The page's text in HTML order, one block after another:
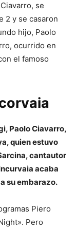
se
2 y se casaron
hijo, Paolo
ocurrido en
el famoso
Paolo Ciavarro,
quien estuvo
cantautor
acaba
su embarazo.
Piero
Pero